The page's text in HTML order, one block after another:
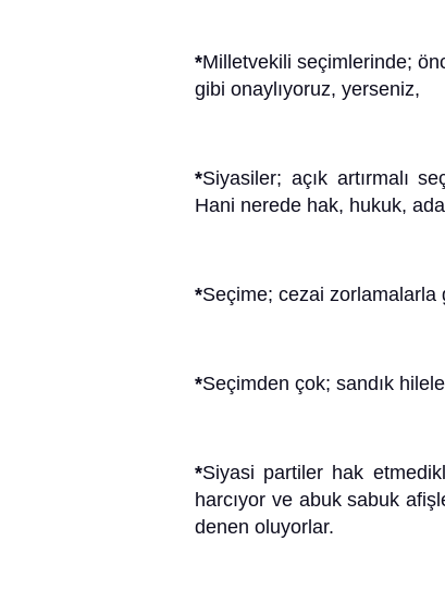
*Milletvekili seçimlerinde;
gibi onaylıyoruz, yerseniz,
*Siyasiler; açık artırmalı
Hani nerede hak, hukuk,
*Seçime; cezai zorlamalarla
*Seçimden çok; sandık
*Siyasi partiler hak
harcıyor ve abuk sabuk
denen oluyorlar.